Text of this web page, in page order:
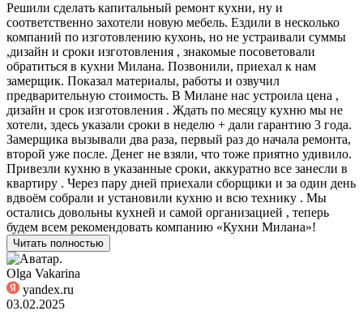
Решили сделать капитальный ремонт кухни, ну и
соответственно захотели новую мебель. Ездили в несколько
компаний по изготовлению кухонь, но не устраивали суммы
,дизайн и сроки изготовления , знакомые посоветовали
обратиться в кухни Милана. Позвонили, приехал к нам
замерщик. Показал материалы, работы и озвучил
предварительную стоимость. В Милане нас устроила цена ,
дизайн и срок изготовления . Ждать по месяцу кухню мы не
хотели, здесь указали сроки в неделю + дали гарантию 3 года.
Замерщика вызывали два раза, первый раз до начала ремонта,
второй уже после. Денег не взяли, что тоже приятно удивило.
Привезли кухню в указанные сроки, аккуратно все занесли в
квартиру . Через пару дней приехали сборщики и за один день
вдвоём собрали и установили кухню и всю технику . Мы
остались довольны кухней и самой организацией , теперь
будем всем рекомендовать компанию «Кухни Милана»!
Читать полностью
Olga Vakarina
yandex.ru
03.02.2025